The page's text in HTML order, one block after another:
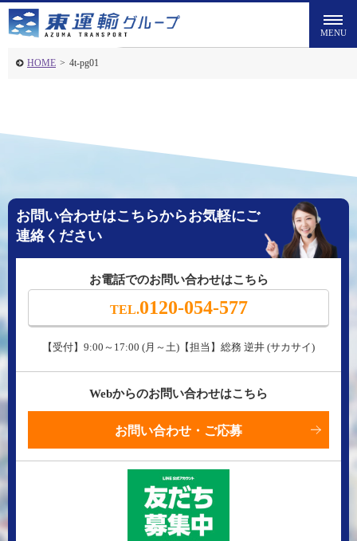
HOME > 4t-pg01
お問い合わせはこちらからお気軽にご
連絡ください
お電話でのお問い合わせはこちら
TEL.0120-054-577
【受付】9:00～17:00 (月～土)【担当】総務 逆井 (サカサイ)
Webからのお問い合わせはこちら
お問い合わせ・ご応募